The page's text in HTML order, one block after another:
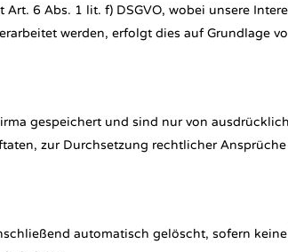
6 Abs. 1 lit. f) DSGVO, wobei unsere
werden, erfolgt dies auf Grundlage
gespeichert und sind nur von
zur Durchsetzung rechtlicher
automatisch gelöscht, sofern